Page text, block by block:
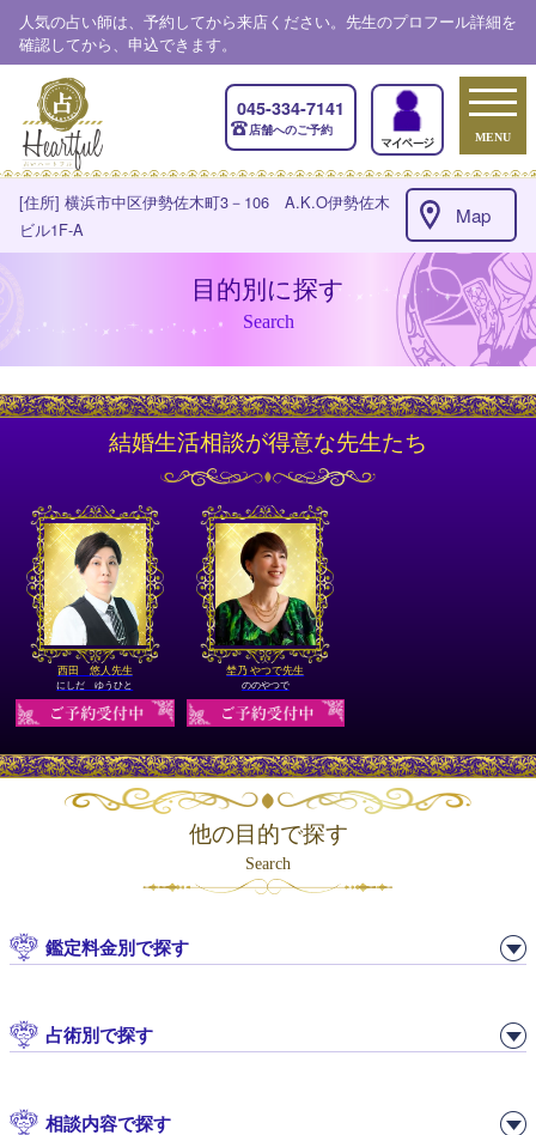
人気の占い師は、予約してから来店ください。先生のプロフール詳細を
確認してから、申込できます。
MENU
[住所] 横浜市中区伊勢佐木町3－106 A.K.O伊勢佐木
ビル1F-A
Map
045-334-7141
店舗へのご予約
目的別に探す
Search
結婚生活相談が得意な先生たち
西田 悠人先生
にしだ ゆうひと
埜乃 やつで先生
ののやつで
他の目的で探す
Search
鑑定料金別で探す
占術別で探す
相談内容で探す